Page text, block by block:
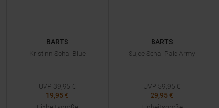
BARTS
Kristinn Schal Blue
UVP 39,95 €
19,95 €
BARTS
Sujee Schal Pale Army
UVP 59,95 €
29,95 €